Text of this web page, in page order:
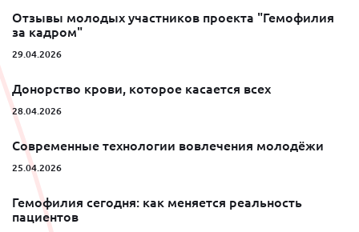
Отзывы молодых участников проекта "Гемофилия
за кадром"
29.04.2026
Донорство крови, которое касается всех
28.04.2026
Современные технологии вовлечения молодёжи
25.04.2026
Гемофилия сегодня: как меняется реальность
пациентов